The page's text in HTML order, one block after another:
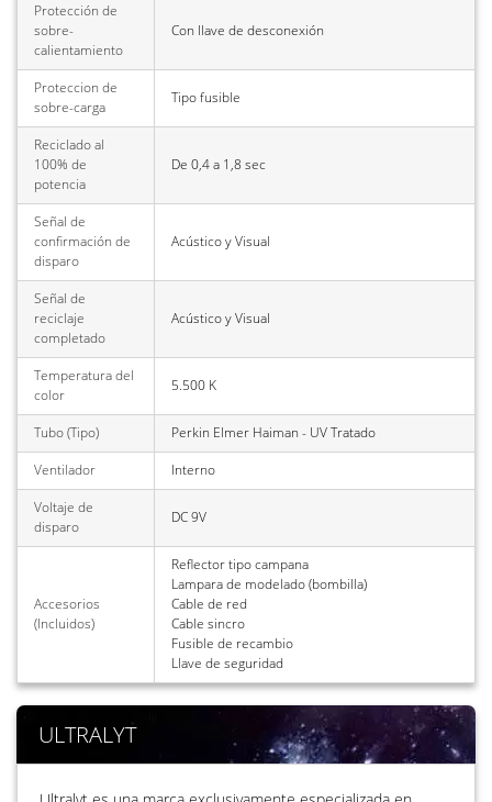
Protección de
sobre-
calientamiento
Con llave de desconexión
Proteccion de
sobre-carga
Tipo fusible
Reciclado al
100% de
potencia
De 0,4 a 1,8 sec
Señal de
confirmación de
disparo
Acústico y Visual
Señal de
reciclaje
completado
Acústico y Visual
Temperatura del
color
5.500 K
Tubo (Tipo)
Perkin Elmer Haiman - UV Tratado
Ventilador
Interno
Voltaje de
disparo
DC 9V
Accesorios
(Incluidos)
Reflector tipo campana
Lampara de modelado (bombilla)
Cable de red
Cable sincro
Fusible de recambio
Llave de seguridad
ULTRALYT